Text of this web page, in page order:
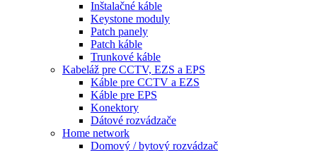
Inštalačné káble
Keystone moduly
Patch panely
Patch káble
Trunkové káble
Kabeláž pre CCTV, EZS a EPS
Káble pre CCTV a EZS
Káble pre EPS
Konektory
Dátové rozvádzače
Home network
Domový / bytový rozvádzač